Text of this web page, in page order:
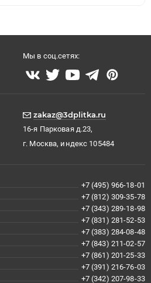
Мы в соц.сетях:
zakaz@3dplitka.ru
16-я Парковая д.23,
г. Москва, индекс 105484
+7 (495) 966-18-01
+7 (812) 309-35-78
+7 (343) 289-18-98
+7 (831) 281-52-53
+7 (383) 284-08-48
+7 (843) 211-02-57
+7 (861) 201-25-33
+7 (391) 216-76-03
+7 (342) 207-98-33